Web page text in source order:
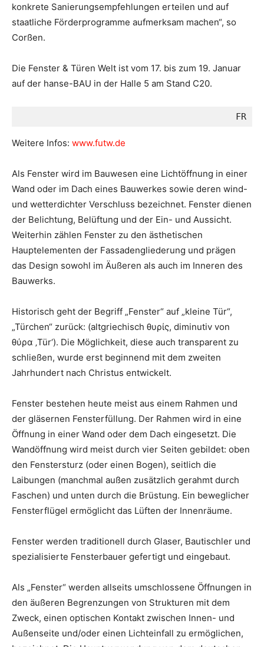
konkrete Sanierungsempfehlungen erteilen und auf
staatliche Förderprogramme aufmerksam machen“, so
Corßen.
Die Fenster & Türen Welt ist vom 17. bis zum 19. Januar
auf der hanse-BAU in der Halle 5 am Stand C20.
FR
Weitere Infos: www.futw.de
Als Fenster wird im Bauwesen eine Lichtöffnung in einer
Wand oder im Dach eines Bauwerkes sowie deren wind-
und wetterdichter Verschluss bezeichnet. Fenster dienen
der Belichtung, Belüftung und der Ein- und Aussicht.
Weiterhin zählen Fenster zu den ästhetischen
Hauptelementen der Fassadengliederung und prägen
das Design sowohl im Äußeren als auch im Inneren des
Bauwerks.
Historisch geht der Begriff „Fenster“ auf „kleine Tür“,
„Türchen“ zurück: (altgriechisch θυρίς, diminutiv von
θύρα ‚Tür‘). Die Möglichkeit, diese auch transparent zu
schließen, wurde erst beginnend mit dem zweiten
Jahrhundert nach Christus entwickelt.
Fenster bestehen heute meist aus einem Rahmen und
der gläsernen Fensterfüllung. Der Rahmen wird in eine
Öffnung in einer Wand oder dem Dach eingesetzt. Die
Wandöffnung wird meist durch vier Seiten gebildet: oben
den Fenstersturz (oder einen Bogen), seitlich die
Laibungen (manchmal außen zusätzlich gerahmt durch
Faschen) und unten durch die Brüstung. Ein beweglicher
Fensterflügel ermöglicht das Lüften der Innenräume.
Fenster werden traditionell durch Glaser, Bautischler und
spezialisierte Fensterbauer gefertigt und eingebaut.
Als „Fenster“ werden allseits umschlossene Öffnungen in
den äußeren Begrenzungen von Strukturen mit dem
Zweck, einen optischen Kontakt zwischen Innen- und
Außenseite und/oder einen Lichteinfall zu ermöglichen,